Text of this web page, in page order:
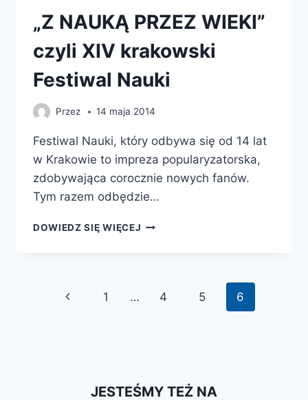
„Z NAUKĄ PRZEZ WIEKI”
czyli XIV krakowski
Festiwal Nauki
Przez 14 maja 2014
Festiwal Nauki, który odbywa się od 14 lat
w Krakowie to impreza popularyzatorska,
zdobywająca corocznie nowych fanów.
Tym razem odbędzie…
DOWIEDZ SIĘ WIĘCEJ
Nawigacja
Poprzednia
1 … 4 5 6
JESTEŚMY TEŻ NA